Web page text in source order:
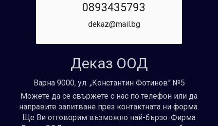
0893435793
dekaz@mail.bg
Деказ ООД
Варна 9000, ул. „Константин Фотинов” №5
Можете да се свържете с нас по телефон или да
направите запитване през контактната ни форма.
Ще Ви отговорим възможно най-бързо. Фирма